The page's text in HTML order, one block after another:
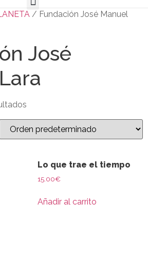
/ Fundación José Manuel
José
Lo que trae el tiempo
15.00€
Añadir al carrito